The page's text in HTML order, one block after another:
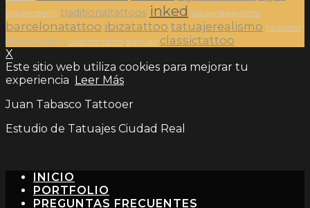
tattooersberlin traditionaltattoos inked blackandgreytattoo
barcelonatattoo ibizatattoo tatuajerealismo tradtattoo
blackworkers oldschooltattoo aranjuez classictattoo
X
Este sitio web utiliza cookies para mejorar tu
experiencia Leer Más
Juan Tabasco Tattooer
Estudio de Tatuajes Ciudad Real
INICIO
PORTFOLIO
PREGUNTAS FRECUENTES